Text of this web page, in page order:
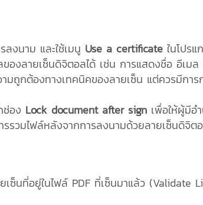
งนาม และใช้เมนู Use a certificate ในโปร
องลายเซ็นดิจิตอลได้ เช่น การแสดงชื่อ อีเม
มถูกต้องทางเทคนิคของลายเซ็น แต่ควรมีกา
ช่อง Lock document after sign เพื่อให้ผู้มีอ
รวมไฟล์หลังจากการลงนามด้วยลายเซ็นดิจิต
ซ็นที่อยู่ในไฟล์ PDF ที่เซ็นมาแล้ว (Validate